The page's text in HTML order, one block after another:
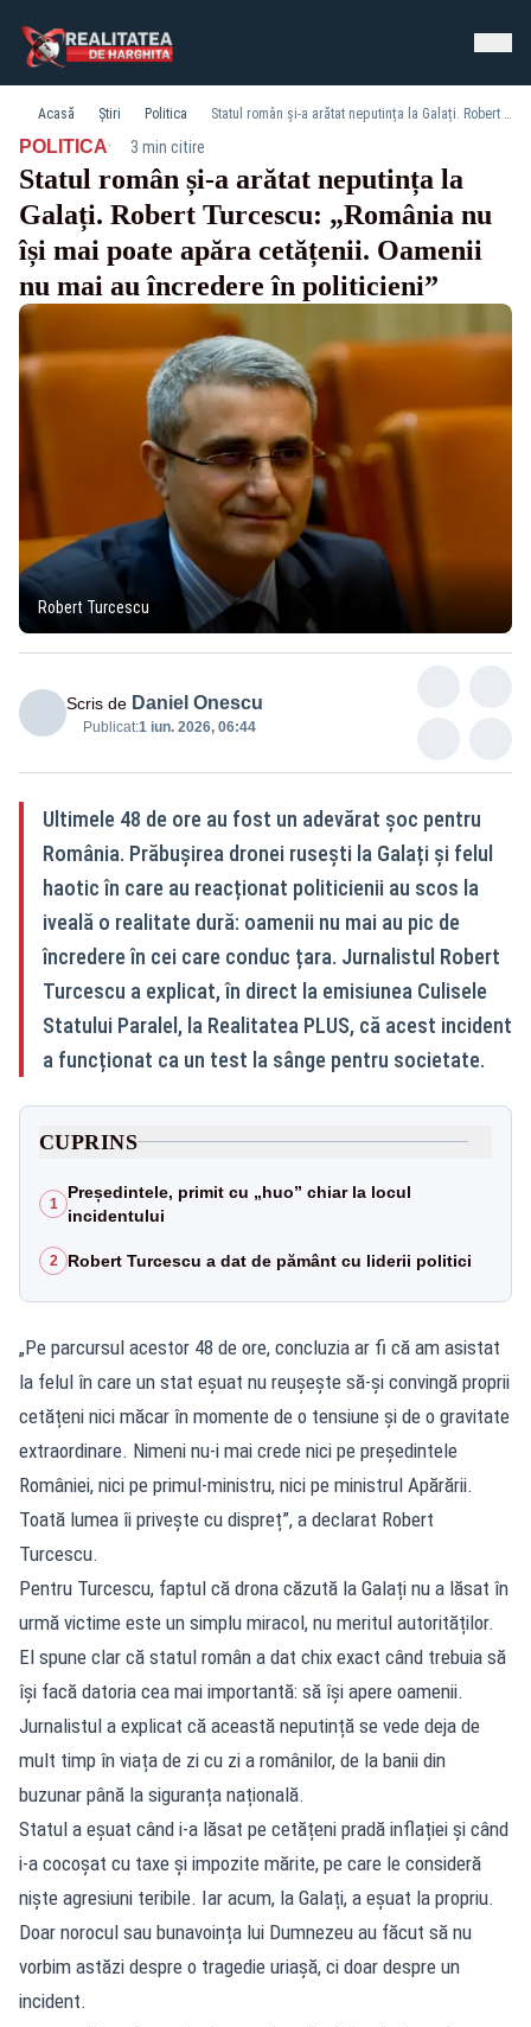
Acasă Știri Politica Statul român și-a arătat neputința la Galați. Robert Turcescu: „România nu își mai poate apăra cetățenii. Oamenii nu mai au încredere în politicieni”
POLITICA· 3 min citire
Statul român și-a arătat neputința la
Galați. Robert Turcescu: „România nu
își mai poate apăra cetățenii. Oamenii
nu mai au încredere în politicieni”
Robert Turcescu
Scris de Daniel Onescu
Publicat:1 iun. 2026, 06:44
Ultimele 48 de ore au fost un adevărat șoc pentru
România. Prăbușirea dronei rusești la Galați și felul
haotic în care au reacționat politicienii au scos la
iveală o realitate dură: oamenii nu mai au pic de
încredere în cei care conduc țara. Jurnalistul Robert
Turcescu a explicat, în direct la emisiunea Culisele
Statului Paralel, la Realitatea PLUS, că acest incident
a funcționat ca un test la sânge pentru societate.
CUPRINS
1
Președintele, primit cu „huo” chiar la locul
incidentului
2 Robert Turcescu a dat de pământ cu liderii politici
„Pe parcursul acestor 48 de ore, concluzia ar fi că am asistat
la felul în care un stat eșuat nu reușește să-și convingă proprii
cetățeni nici măcar în momente de o tensiune și de o gravitate
extraordinare. Nimeni nu-i mai crede nici pe președintele
României, nici pe primul-ministru, nici pe ministrul Apărării.
Toată lumea îi privește cu dispreț”, a declarat Robert
Turcescu.
Pentru Turcescu, faptul că drona căzută la Galați nu a lăsat în
urmă victime este un simplu miracol, nu meritul autorităților.
El spune clar că statul român a dat chix exact când trebuia să
își facă datoria cea mai importantă: să își apere oamenii.
Jurnalistul a explicat că această neputință se vede deja de
mult timp în viața de zi cu zi a românilor, de la banii din
buzunar până la siguranța națională.
Statul a eșuat când i-a lăsat pe cetățeni pradă inflației și când
i-a cocoșat cu taxe și impozite mărite, pe care le consideră
niște agresiuni teribile. Iar acum, la Galați, a eșuat la propriu.
Doar norocul sau bunavoința lui Dumnezeu au făcut să nu
vorbim astăzi despre o tragedie uriașă, ci doar despre un
incident.